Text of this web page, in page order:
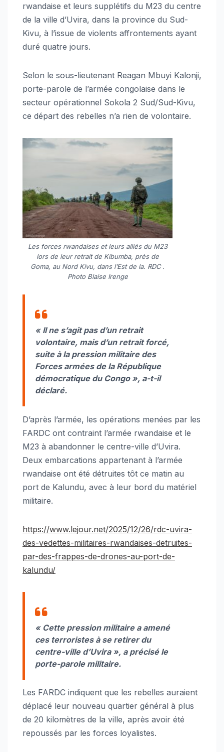
rwandaise et leurs supplétifs du M23 du centre
de la ville d’Uvira, dans la province du Sud-
Kivu, à l’issue de violents affrontements ayant
duré quatre jours.
Selon le sous-lieutenant Reagan Mbuyi Kalonji,
porte-parole de l’armée congolaise dans le
secteur opérationnel Sokola 2 Sud/Sud-Kivu,
ce départ des rebelles n’a rien de volontaire.
Les forces rwandaises et leurs alliés du M23
lors de leur retrait de Kibumba, près de
Goma, au Nord Kivu, dans l’Est de la. RDC .
Photo Blaise Irenge
« Il ne s’agit pas d’un retrait
volontaire, mais d’un retrait forcé,
suite à la pression militaire des
Forces armées de la République
démocratique du Congo », a-t-il
déclaré.
D’après l’armée, les opérations menées par les
FARDC ont contraint l’armée rwandaise et le
M23 à abandonner le centre-ville d’Uvira.
Deux embarcations appartenant à l’armée
rwandaise ont été détruites tôt ce matin au
port de Kalundu, avec à leur bord du matériel
militaire.
https://www.lejour.net/2025/12/26/rdc-uvira-
des-vedettes-militaires-rwandaises-detruites-
par-des-frappes-de-drones-au-port-de-
kalundu/
« Cette pression militaire a amené
ces terroristes à se retirer du
centre-ville d’Uvira », a précisé le
porte-parole militaire.
Les FARDC indiquent que les rebelles auraient
déplacé leur nouveau quartier général à plus
de 20 kilomètres de la ville, après avoir été
repoussés par les forces loyalistes.